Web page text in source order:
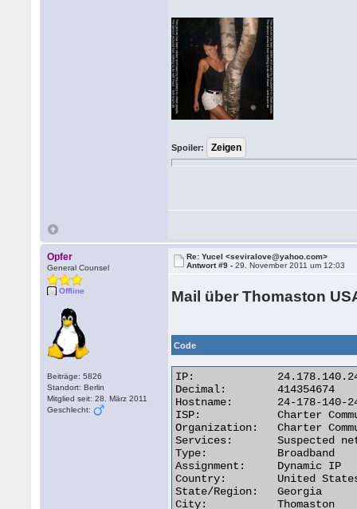
Spoiler:
Opfer
General Counsel
Offline
Beiträge: 5826
Standort: Berlin
Mitglied seit: 28. März 2011
Geschlecht:
Re: Yucel <seviralove@yahoo.com>
Antwort #9 -29. November 2011 um 12:03
Mail über Thomaston
Code
IP:	        24.178.140.242
Decimal:	414354674
Hostname:	24-178-140-242.dhcp.thtn.ga.charter.com
ISP:	        Charter Communications
Organization:	Charter Communications
Services:	Suspected network sharing device
Type:	        Broadband
Assignment:	Dynamic IP
Country:	United States
State/Region:	Georgia
City:	        Thomaston